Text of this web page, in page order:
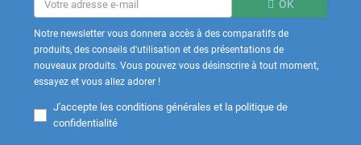
OK
Notre newsletter vous donnera accès à des comparatifs de
produits, des conseils d'utilisation et des présentations de
nouveaux produits. Vous pouvez vous désinscrire à tout moment,
essayez et vous allez adorer !
J'accepte les conditions générales et la politique de
confidentialité